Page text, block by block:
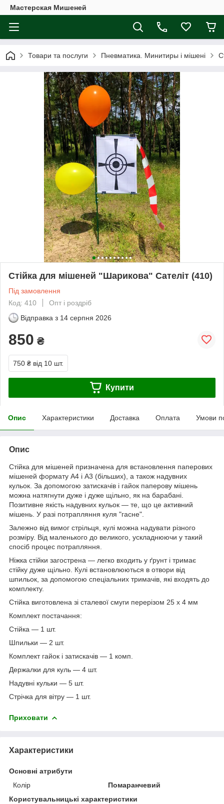
Мастерская Мишеней
Товари та послуги Пневматика. Минитиры і мішені
Стійка для мішеней "Шарикова" Сателіт (410)
Під замовлення
Код: 410
Опт і роздріб
Відправка з 14 серпня 2026
850 ₴
750 ₴ від 10 шт.
Купити
Опис Характеристики Доставка Оплата Умови
Опис
Стійка для мішеней призначена для встановлення паперових
мішеней формату А4 і А3 (більших), а також надувних
кульок. За допомогою затискачів і гайок паперову мішень
можна натягнути дуже і дуже щільно, як на барабані.
Позитивне якість надувних кульок — те, що це активний
мішень. У разі потрапляння куля "гасне".
Залежно від вимог стрільця, кулі можна надувати різного
розміру. Від маленького до великого, ускладнюючи у такий
спосіб процес потрапляння.
Ніжка стійки загострена — легко входить у ґрунт і тримає
стійку дуже щільно. Кулі встановлюються в отвори від
шпильок, за допомогою спеціальних тримачів, які входять до
комплекту.
Стійка виготовлена зі сталевої смуги перерізом 25 х 4 мм
Комплект постачання:
Стійка — 1 шт.
Шпильки — 2 шт.
Комплект гайок і затискачів — 1 комп.
Держалки для куль — 4 шт.
Надувні кульки — 5 шт.
Стрічка для вітру — 1 шт.
Приховати
Характеристики
Основні атрибути
Колір
Помаранчевий
Користувальницькі характеристики